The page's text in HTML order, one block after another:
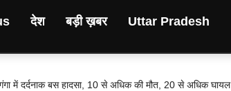
देश बड़ी ख़बर Uttar Pradesh
में दर्दनाक बस हादसा, 10 से अधिक की मौत, 20 से अधिक घायल